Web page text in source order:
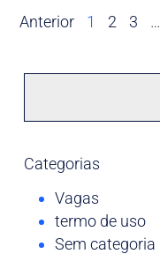
Anterior 1 2 3 …
Categorias
Vagas
termo de uso
Sem categoria